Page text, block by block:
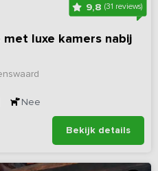
9,8(31 reviews)
luxe kamers nabij
Nee
Bekijk details